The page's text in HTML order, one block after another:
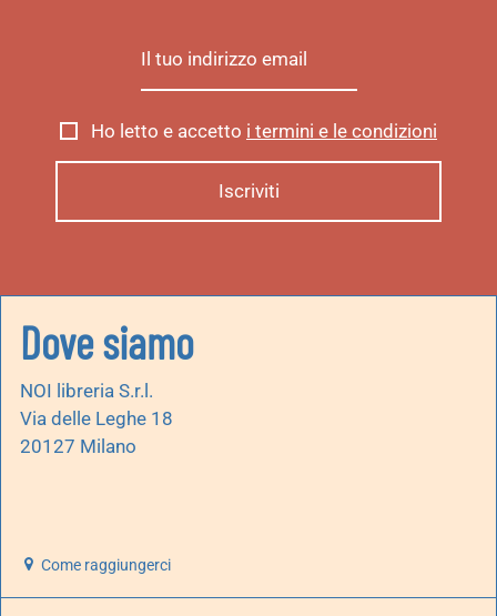
Ho letto e accetto i termini e le condizioni
Dove siamo
NOI libreria S.r.l.
Via delle Leghe 18
20127 Milano
Come raggiungerci